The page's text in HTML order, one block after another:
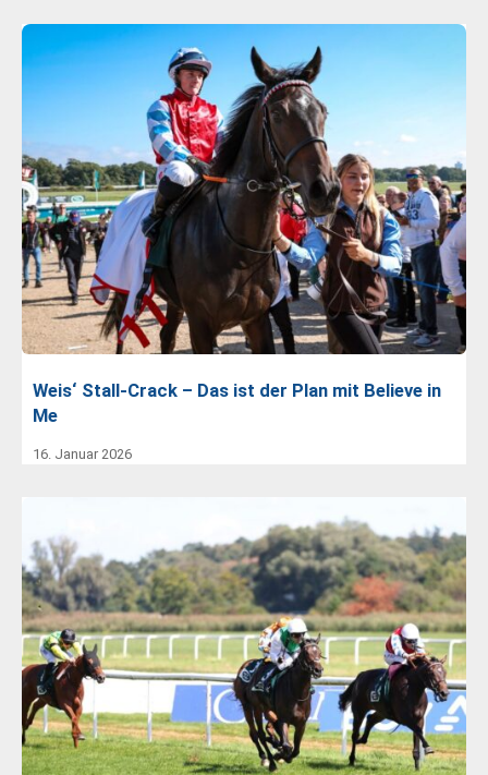
Weis‘ Stall-Crack – Das ist der Plan mit Believe in
Me
16. Januar 2026